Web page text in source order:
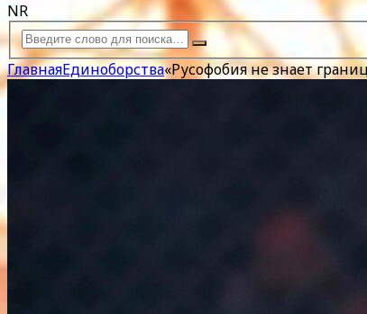
NR
ГлавнаяЕдиноборства«Русофобия не знает